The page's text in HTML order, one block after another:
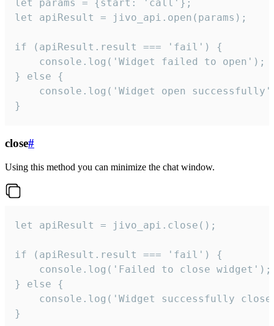
let params = {start: 'call'};
let apiResult = jivo_api.open(params);
if (apiResult.result === 'fail') {
    console.log('Widget failed to open');
} else {
console.log('Widget open
}
close#
Using this method you can minimize the chat window.
let apiResult = jivo_api.close();
if (apiResult.result === 'fail') {
    console.log('Failed to close widget');
} else {
console.log('Widget successfully
}